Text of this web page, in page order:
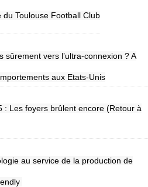
du Toulouse Football Club
sûrement vers l’ultra-connexion ? A
aux Etats-Unis
: Les foyers brûlent encore (Retour à
au service de la production de